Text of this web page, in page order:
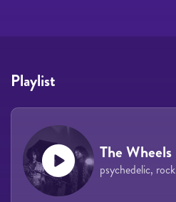
Playlist
The Wheels
psychedelic, rock